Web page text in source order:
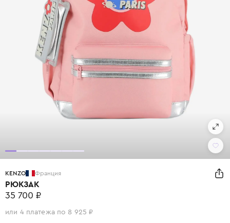
KENZO Франция
РЮКЗАК
35 700 ₽
или 4 платежа по 8 925 ₽